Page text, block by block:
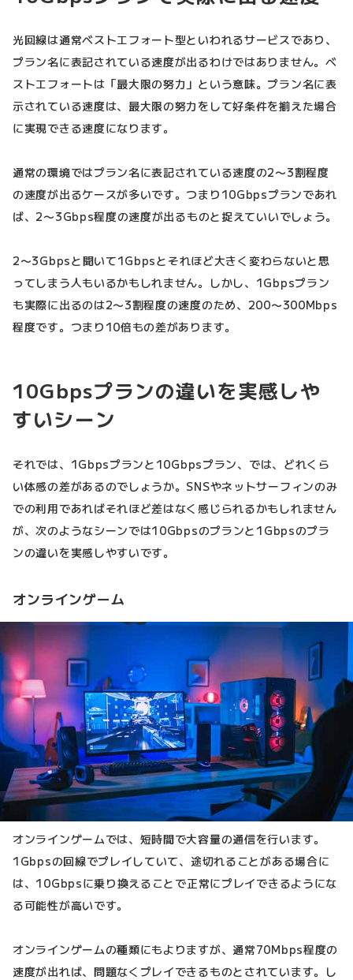
光回線は通常ベストエフォート型といわれるサービスであり、
プラン名に表記されている速度が出るわけではありません。ベ
ストエフォートは「最大限の努力」という意味。プラン名に表
示されている速度は、最大限の努力をして好条件を揃えた場合
に実現できる速度になります。
通常の環境ではプラン名に表記されている速度の2〜3割程度
の速度が出るケースが多いです。つまり10Gbpsプランであれ
ば、2〜3Gbps程度の速度が出るものと捉えていいでしょう。
2〜3Gbpsと聞いて1Gbpsとそれほど大きく変わらないと思
ってしまう人もいるかもしれません。しかし、1Gbpsプラン
も実際に出るのは2〜3割程度の速度のため、200〜300Mbps
程度です。つまり10倍もの差があります。
10Gbpsプランの違いを実感しや
すいシーン
それでは、1Gbpsプランと10Gbpsプラン、では、どれくら
い体感の差があるのでしょうか。SNSやネットサーフィンのみ
での利用であればそれほど差はなく感じられるかもしれません
が、次のようなシーンでは10Gbpsのプランと1Gbpsのプラ
ンの違いを実感しやすいです。
オンラインゲーム
オンラインゲームでは、短時間で大容量の通信を行います。
1Gbpsの回線でプレイしていて、途切れることがある場合に
は、10Gbpsに乗り換えることで正常にプレイできるようにな
る可能性が高いです。
オンラインゲームの種類にもよりますが、通常70Mbps程度の
速度が出れば、問題なくプレイできるものとされています。し